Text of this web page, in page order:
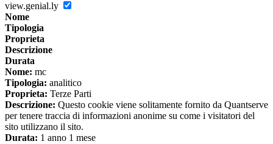
view.genial.ly
Nome
Tipologia
Proprieta
Descrizione
Durata
Nome: mc
Tipologia: analitico
Proprieta: Terze Parti
Descrizione: Questo cookie viene solitamente fornito da Quantserve
per tenere traccia di informazioni anonime su come i visitatori del
sito utilizzano il sito.
Durata: 1 anno 1 mese